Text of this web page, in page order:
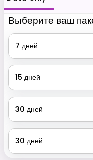
Выберите ваш
7 дней
15 дней
30 дней
30 дней